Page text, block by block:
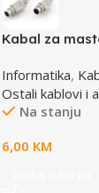
Kabal za
GEMBIRD
Informatika,
Ostali kablovi i
Na stanju
6,00 KM